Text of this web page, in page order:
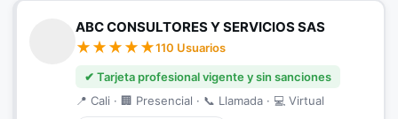
ABC CONSULTORES Y SERVICIOS SAS
110 Usuarios
✔ Tarjeta profesional vigente y sin sanciones
📍 Cali · 🏢 Presencial · 📞 Llamada · 💻 Virtual